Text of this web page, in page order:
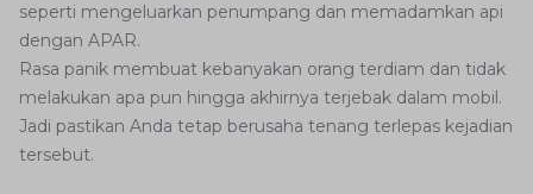
seperti mengeluarkan penumpang dan memadamkan api
dengan APAR.
Rasa panik membuat kebanyakan orang terdiam dan tidak
melakukan apa pun hingga akhirnya terjebak dalam mobil.
Jadi pastikan Anda tetap berusaha tenang terlepas kejadian
tersebut.